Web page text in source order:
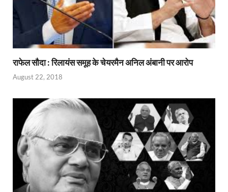
राफेल सौदा : रिलायंस समूह के चेयरमैन अनिल अंबानी पर आरोप
August 22, 2018